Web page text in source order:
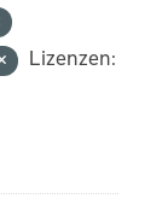
Lizenzen: